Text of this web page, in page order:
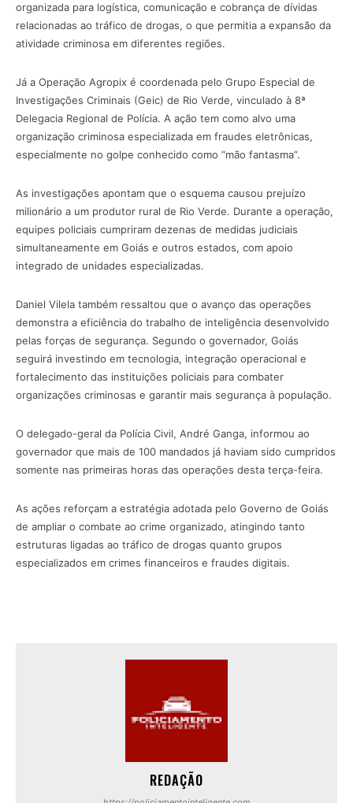
organizada para logística, comunicação e cobrança de dívidas
relacionadas ao tráfico de drogas, o que permitia a expansão da
atividade criminosa em diferentes regiões.
Já a Operação Agropix é coordenada pelo Grupo Especial de
Investigações Criminais (Geic) de Rio Verde, vinculado à 8ª
Delegacia Regional de Polícia. A ação tem como alvo uma
organização criminosa especializada em fraudes eletrônicas,
especialmente no golpe conhecido como “mão fantasma”.
As investigações apontam que o esquema causou prejuízo
milionário a um produtor rural de Rio Verde. Durante a operação,
equipes policiais cumpriram dezenas de medidas judiciais
simultaneamente em Goiás e outros estados, com apoio
integrado de unidades especializadas.
Daniel Vilela também ressaltou que o avanço das operações
demonstra a eficiência do trabalho de inteligência desenvolvido
pelas forças de segurança. Segundo o governador, Goiás
seguirá investindo em tecnologia, integração operacional e
fortalecimento das instituições policiais para combater
organizações criminosas e garantir mais segurança à população.
O delegado-geral da Polícia Civil, André Ganga, informou ao
governador que mais de 100 mandados já haviam sido cumpridos
somente nas primeiras horas das operações desta terça-feira.
As ações reforçam a estratégia adotada pelo Governo de Goiás
de ampliar o combate ao crime organizado, atingindo tanto
estruturas ligadas ao tráfico de drogas quanto grupos
especializados em crimes financeiros e fraudes digitais.
REDAÇÃO